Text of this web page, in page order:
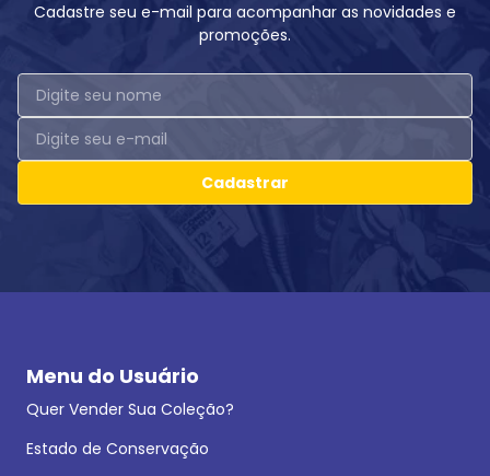
Cadastre seu e-mail para acompanhar as novidades e
promoções.
Cadastrar
Menu do Usuário
Quer Vender Sua Coleção?
Estado de Conservação